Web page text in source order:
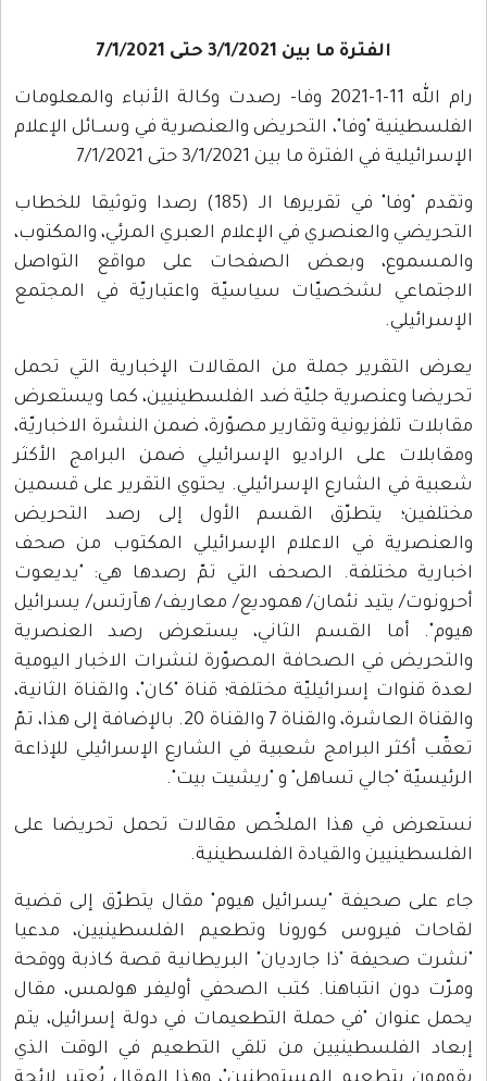
الفترة ما بين 3/1/2021 حتى 7/1/2021
رام الله 11-1-2021 وفا- رصدت وكالة الأنباء والمعلومات
الفلسطينية "وفا"، التحريض والعنصرية في وســائل الإعلام
الإسرائيلية في الفترة ما بين 3/1/2021 حتى 7/1/2021
وتقدم "وفا" في تقريرها الـ (185) رصدا وتوثيقا للخطاب
التحريضي والعنصري في الإعلام العبري المرئي، والمكتوب،
والمسموع، وبعض الصفحات على مواقع التواصل
الاجتماعي لشخصيّات سياسيّة واعتباريّة في المجتمع
الإسرائيلي.
يعرض التقرير جملة من المقالات الإخبارية التي تحمل
تحريضا وعنصرية جليّة ضد الفلسطينيين، كما ويستعرض
مقابلات تلفزيونية وتقارير مصوّرة، ضمن النشرة الاخباريّة،
ومقابلات على الراديو الإسرائيلي ضمن البرامج الأكثر
شعبية في الشارع الإسرائيلي. يحتوي التقرير على قسمين
مختلفين؛ يتطرّق القسم الأول إلى رصد التحريض
والعنصرية في الاعلام الإسرائيلي المكتوب من صحف
اخبارية مختلفة. الصحف التي تمّ رصدها هي: "يديعوت
أحرونوت/ يتيد نئمان/ هموديع/ معاريف/ هآرتس/ يسرائيل
هيوم". أما القسم الثاني، يستعرض رصد العنصرية
والتحريض في الصحافة المصوّرة لنشرات الاخبار اليومية
لعدة قنوات إسرائيليّة مختلفة؛ قناة "كان"، والقناة الثانية،
والقناة العاشرة، والقناة 7 والقناة 20. بالإضافة إلى هذا، تمّ
تعقّب أكثر البرامج شعبية في الشارع الإسرائيلي للإذاعة
الرئيسيّة "جالي تساهل" و "ريشيت بيت".
نستعرض في هذا الملخّص مقالات تحمل تحريضا على
الفلسطينيين والقيادة الفلسطينية.
جاء على صحيفة "يسرائيل هيوم" مقال يتطرّق إلى قضية
لقاحات فيروس كورونا وتطعيم الفلسطينيين، مدعيا
"نشرت صحيفة "ذا جارديان" البريطانية قصة كاذبة ووقحة
ومرّت دون انتباهنا. كتب الصحفي أوليفر هولمس، مقال
يحمل عنوان "في حملة التطعيمات في دولة إسرائيل، يتم
إبعاد الفلسطينيين من تلقي التطعيم في الوقت الذي